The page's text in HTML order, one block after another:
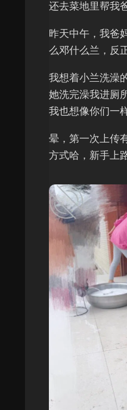
还去菜地里帮我
昨天中午，我爸
么邓什么兰，反
我想着小兰洗澡
她洗完澡我进厕
我也想像你们一
晕，第一次上传
方式哈，新手上